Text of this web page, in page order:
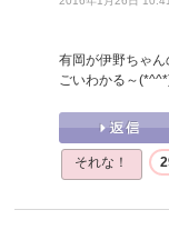
有岡が伊野ちゃ
ごいわかる～
それな！